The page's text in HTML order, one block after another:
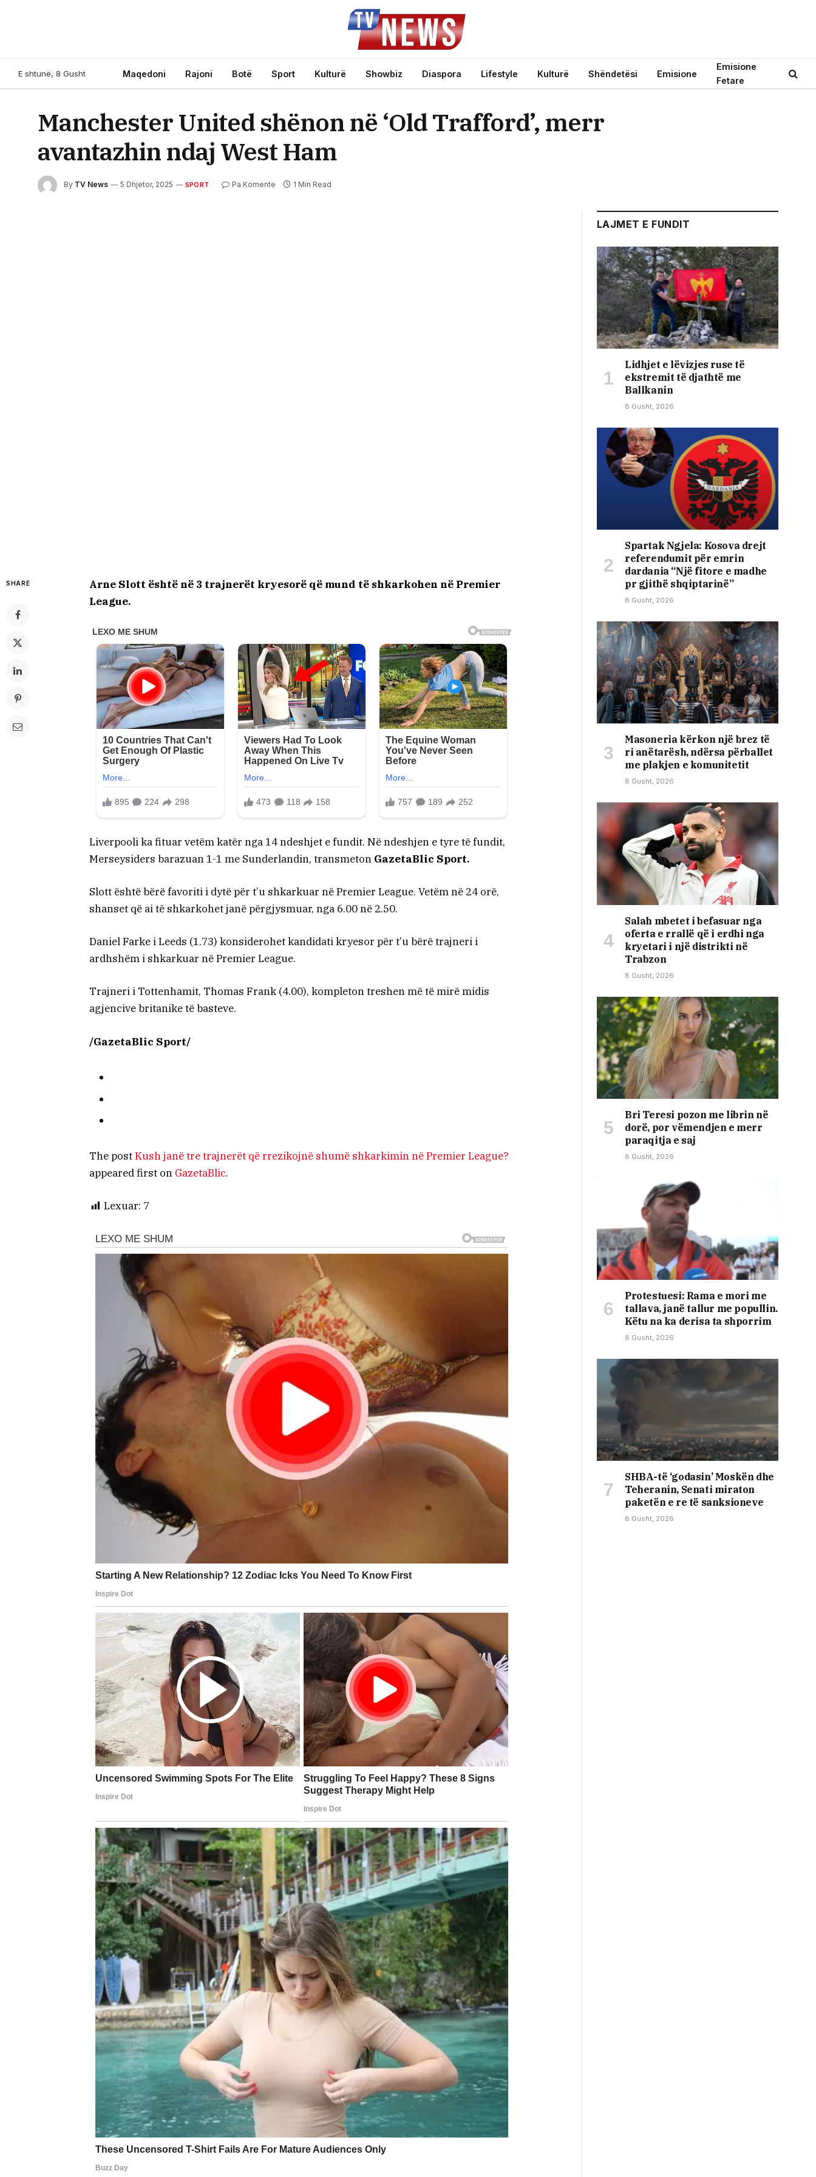
E shtunë, 8 Gusht Maqedoni Rajoni Botë Sport Kulturë Showbiz Diaspora Lifestyle Kulturë Shëndetësi Emisione
Emisione
Fetare
Manchester United shënon në ‘Old Trafford’, merr
avantazhin ndaj West Ham
By TV News 5 Dhjetor, 2025 SPORT Pa Komente 1 Min Read
SHARE
Arne Slott është në 3 trajnerët kryesorë që mund të shkarkohen në Premier
League.
Liverpooli ka fituar vetëm katër nga 14 ndeshjet e fundit. Në ndeshjen e tyre të fundit,
Merseysiders barazuan 1-1 me Sunderlandin, transmeton GazetaBlic Sport.
Slott është bërë favoriti i dytë për t’u shkarkuar në Premier League. Vetëm në 24 orë,
shanset që ai të shkarkohet janë përgjysmuar, nga 6.00 në 2.50.
Daniel Farke i Leeds (1.73) konsiderohet kandidati kryesor për t’u bërë trajneri i
ardhshëm i shkarkuar në Premier League.
Trajneri i Tottenhamit, Thomas Frank (4.00), kompleton treshen më të mirë midis
agjencive britanike të basteve.
/GazetaBlic Sport/
The postKush janë tre trajnerët që rrezikojnë shumë shkarkimin në Premier League?
appeared first on GazetaBlic.
Lexuar: 7
LAJMET E FUNDIT
Lidhjet e lëvizjes ruse të
ekstremit të djathtë me
Ballkanin
8 Gusht, 2026
Spartak Ngjela: Kosova drejt
referendumit për emrin
dardania “Një fitore e madhe
pr gjithë shqiptarinë”
8 Gusht, 2026
Masoneria kërkon një brez të
ri anëtarësh, ndërsa përballet
me plakjen e komunitetit
8 Gusht, 2026
Salah mbetet i befasuar nga
oferta e rrallë që i erdhi nga
kryetari i një distrikti në
Trabzon
8 Gusht, 2026
Bri Teresi pozon me librin në
dorë, por vëmendjen e merr
paraqitja e saj
8 Gusht, 2026
Protestuesi: Rama e mori me
tallava, janë tallur me popullin.
Këtu na ka derisa ta shporrim
8 Gusht, 2026
SHBA-të ‘godasin’ Moskën dhe
Teheranin, Senati miraton
paketën e re të sanksioneve
8 Gusht, 2026